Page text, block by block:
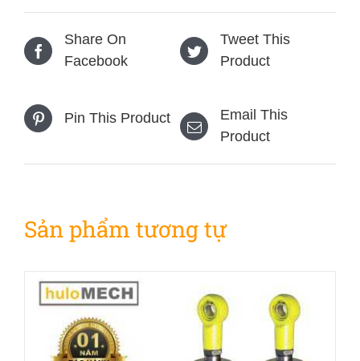
Share On
Facebook
Tweet This
Product
Pin This Product
Email This
Product
Sản phẩm tương tự